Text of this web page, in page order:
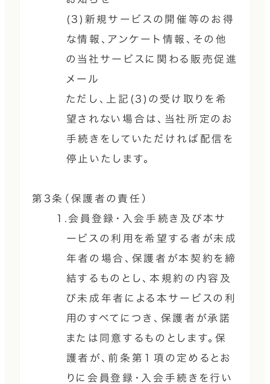
(3)新規サービスの開催等のお得
な情報、アンケート情報、その他
の当社サービスに関わる販売促進
メール
ただし、上記(3)の受け取りを希
望されない場合は、当社所定のお
手続きをしていただければ配信を
停止いたします。
第3条（保護者の責任）
1.会員登録・入会手続き及び本サ
ービスの利用を希望する者が未成
年者の場合、保護者が本契約を締
結するものとし、本規約の内容及
び未成年者による本サービスの利
用のすべてにつき、保護者が承諾
または同意するものとします。保
護者が、前条第１項の定めるとお
りに会員登録・入会手続きを行い